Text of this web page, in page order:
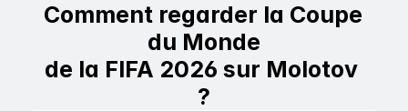
Comment regarder la Coupe
du Monde
de la FIFA 2026 sur Molotov
?